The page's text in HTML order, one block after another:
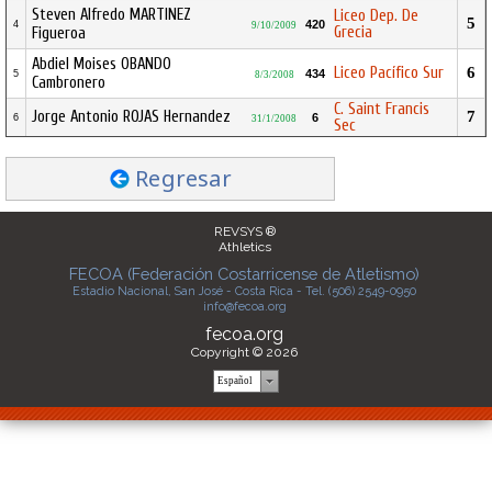
4
Steven Alfredo MARTINEZ
Figueroa
9/10/2009 420
Liceo Dep. De
Grecia
5
5
Abdiel Moises OBANDO
Cambronero
8/3/2008 434 Liceo Pacífico Sur 6
6 Jorge Antonio ROJAS Hernandez 31/1/2008 6
C. Saint Francis
Sec
7
Regresar
REVSYS ®
Athletics
FECOA (Federación Costarricense de Atletismo)
Estadio Nacional, San José - Costa Rica - Tel. (506) 2549-0950
info@fecoa.org
fecoa.org
Copyright © 2026